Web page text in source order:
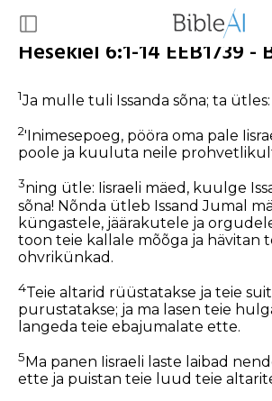
Hesekiel 6:1-14 EEB1739 -
1Ja mulle tuli Issanda sõna; ta ütles:
2'Inimesepoeg, pööra oma pale
poole ja kuuluta neile
3ning ütle: Iisraeli mäed, kuulge
sõna! Nõnda ütleb Issand Jumal
küngastele, jäärakutele ja
toon teie kallale mõõga ja hävitan
ohvrikünkad.
4Teie altarid rüüstatakse ja teie
purustatakse; ja ma lasen teie
langeda teie ebajumalate ette.
5 Ma panen Iisraeli laste laibad
ette ja puistan teie luud teie